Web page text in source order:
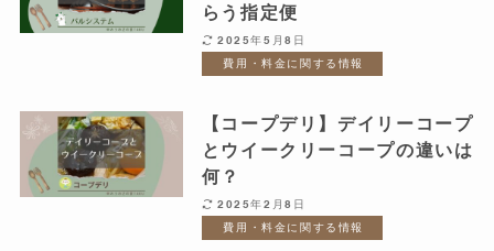
らう指定便
2025年5月8日
費用・料金に関する情報
【コープデリ】デイリーコープ
とウイークリーコープの違いは
何？
2025年2月8日
費用・料金に関する情報